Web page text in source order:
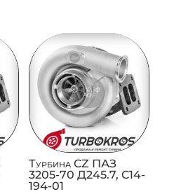
Турбина CZ ПАЗ
3205-70 Д245.7, C14-
194-01